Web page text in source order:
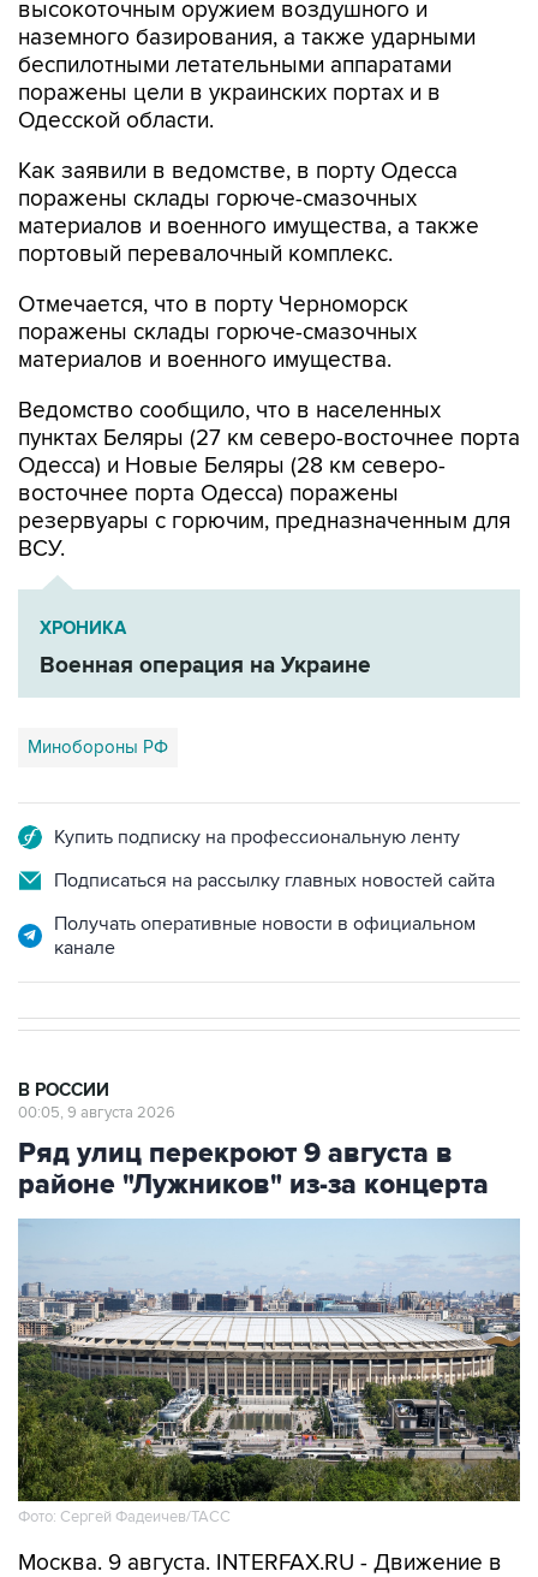
высокоточным оружием воздушного и
наземного базирования, а также ударными
беспилотными летательными аппаратами
поражены цели в украинских портах и в
Одесской области.
Как заявили в ведомстве, в порту Одесса
поражены склады горюче-смазочных
материалов и военного имущества, а также
портовый перевалочный комплекс.
Отмечается, что в порту Черноморск
поражены склады горюче-смазочных
материалов и военного имущества.
Ведомство сообщило, что в населенных
пунктах Беляры (27 км северо-восточнее порта
Одесса) и Новые Беляры (28 км северо-
восточнее порта Одесса) поражены
резервуары с горючим, предназначенным для
ВСУ.
ХРОНИКА
Военная операция на Украине
Минобороны РФ
Купить подписку на профессиональную ленту
Подписаться на рассылку главных новостей сайта
Получать оперативные новости в официальном
канале
В РОССИИ
00:05, 9 августа 2026
Ряд улиц перекроют 9 августа в
районе "Лужников" из-за концерта
Фото: Сергей Фадеичев/ТАСС
Москва. 9 августа. INTERFAX.RU - Движение в